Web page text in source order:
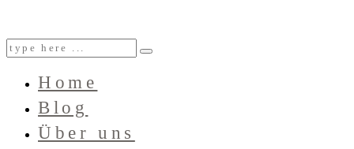
Home
Blog
Über uns